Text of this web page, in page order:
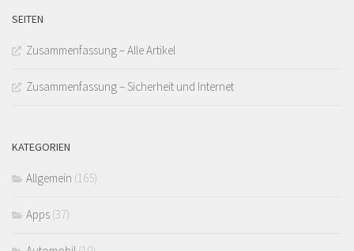
SEITEN
Zusammenfassung – Alle Artikel
Zusammenfassung – Sicherheit und Internet
KATEGORIEN
Allgemein (165)
Apps (37)